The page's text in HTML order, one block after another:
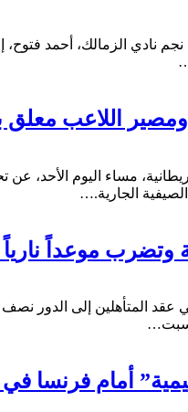
الزمالك، أحمد فتوح،
اللاعب معلق
مساء اليوم الأحد، عن
الجارية.…
وتضرب موعداً
في مونديال 2026.. والفيفا